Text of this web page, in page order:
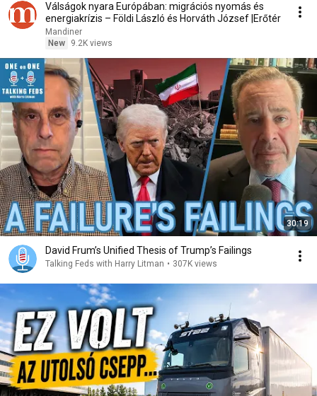
Válságok nyara Európában: migrációs nyomás és
energiakrízis – Földi László és Horváth József |Erőtér
Mandiner
New
9.2K views
30:19
David Frum’s Unified Thesis of Trump’s Failings
Talking Feds with Harry Litman • 307K views